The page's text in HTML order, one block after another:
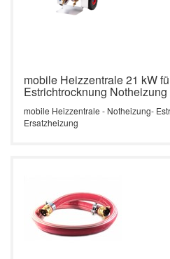
mobile Heizzentrale 21 kW
Estrichtrocknung Notheizung
mobile Heizzentrale - Notheizung-
Ersatzheizung